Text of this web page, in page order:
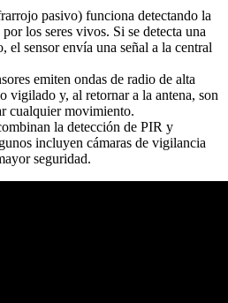
pasivo) funciona detectando la
los seres vivos. Si se detecta una
el sensor envía una señal a la central
emiten ondas de radio de alta
vigilado y, al retornar a la antena, son
cualquier movimiento.
la detección de PIR y
incluyen cámaras de vigilancia
seguridad.